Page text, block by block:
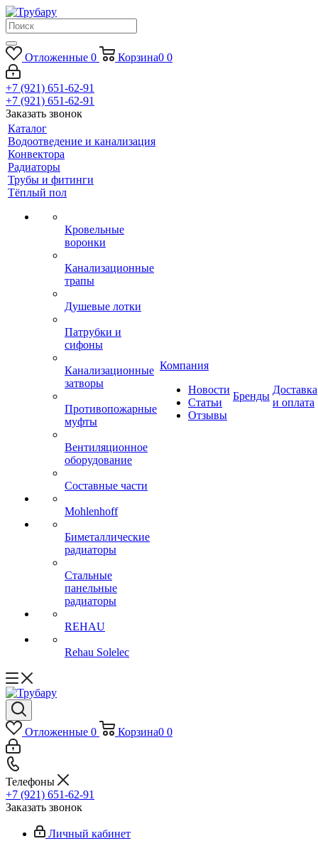
Отложенные 0 Корзина0 0
+7 (921) 651-62-91
+7 (921) 651-62-91
Заказать звонок
Каталог
Водоотведение и канализация
Конвектора
Радиаторы
Трубы и фитинги
Тёплый пол
Кровельные
воронки
Канализационные
трапы
Душевые лотки
Патрубки и
сифоны
Канализационные
затворы
Противопожарные
муфты
Вентиляционное
оборудование
Составные части
Mohlenhoff
Биметаллические
радиаторы
Стальные
панельные
радиаторы
REHAU
Rehau Solelec
Компания
Новости
Статьи
Отзывы
Бренды
Доставка
и оплата
Отложенные 0 Корзина0 0
Телефоны
+7 (921) 651-62-91
Заказать звонок
Личный кабинет